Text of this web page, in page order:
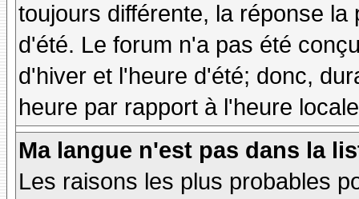
toujours différente, la réponse
d'été. Le forum n'a pas été
d'hiver et l'heure d'été; donc,
heure par rapport à l'heure
Ma langue n'est pas dans la
Les raisons les plus probables